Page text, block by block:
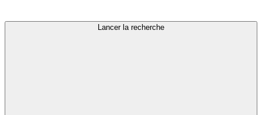
Lancer la recherche